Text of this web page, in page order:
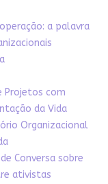
a palavra
Projetos com
da Vida
Organizacional
Conversa sobre
ativistas